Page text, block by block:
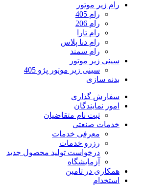
رام زیر موتور
رام 405
رام 206
رام تارا
رام دنا پلاس
رام سمند
سینی زیر موتور
سینی زیر موتور پژو 405
بدنه سازی
سفارش گذاری
امور نمایندگان
ثبت نام متقاضیان
خدمات صنعتی
معرفی خدمات
رزرو خدمات
درخواست تولید محصول جدید
آزمایشگاه
همکاری در تامین
استخدام